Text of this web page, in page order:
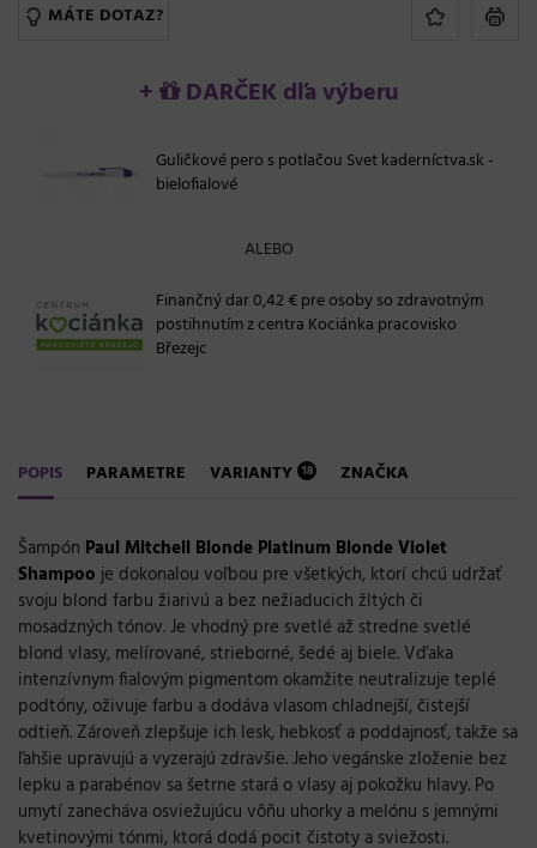
MÁTE DOTAZ?
+ DARČEK dľa výberu
Guličkové pero s potlačou Svet kaderníctva.sk -
bielofialové
ALEBO
Finančný dar 0,42 € pre osoby so zdravotným
postihnutím z centra Kociánka pracovisko
Březejc
POPIS PARAMETRE VARIANTY 18 ZNAČKA
Šampón Paul Mitchell Blonde Platinum Blonde Violet
Shampooje dokonalou voľbou pre všetkých, ktorí chcú udržať
svoju blond farbu žiarivú a bez nežiaducich žltých či
mosadzných tónov. Je vhodný pre svetlé až stredne svetlé
blond vlasy, melírované, strieborné, šedé aj biele. Vďaka
intenzívnym fialovým pigmentom okamžite neutralizuje teplé
podtóny, oživuje farbu a dodáva vlasom chladnejší, čistejší
odtieň. Zároveň zlepšuje ich lesk, hebkosť a poddajnosť, takže sa
ľahšie upravujú a vyzerajú zdravšie. Jeho vegánske zloženie bez
lepku a parabénov sa šetrne stará o vlasy aj pokožku hlavy. Po
umytí zanecháva osviežujúcu vôňu uhorky a melónu s jemnými
kvetinovými tónmi, ktorá dodá pocit čistoty a sviežosti.